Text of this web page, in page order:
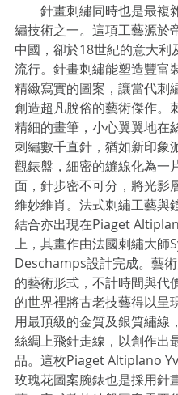
針畫刺繡同時也是最複
繡技術之一。這項工藝源於
中國，卻於18世紀的意大利
流行。針畫刺繡能塑造豐富
精緻寫實的圖案，讓當代刺
創造超凡脫俗的藝術傑作。
精細的畫筆，小心翼翼地在
刺繡數千直針，猶如新印象
觀錶盤，細密的縫線化為一
面，針步密不可分，將光影
維妙維肖。法式刺繡工藝與
結合亦出現在Piaget
上，其畫作由法國刺繡大師
Deschamps設計完成。藝
的藝術形式，不計時間與代
的世界裡將古老技藝得以呈
用最頂級的金質及銀質繡線
絲綢上飛針走線，以創作出
品。這枚Piaget Altiplano
玫瑰花圖案腕錶也是採用針